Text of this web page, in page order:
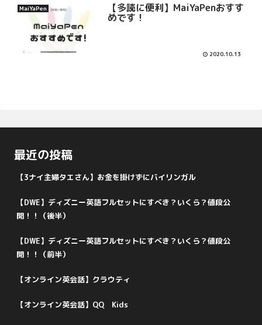
MaiYaPen 【多読に便利】MaiYaPenおすす
めです！
2020.10.13
最近の投稿
【3ナイ主婦タエさん】お金を掛けずにバイリンガル
【DWE】ディズニー英語フルセットにすべき？いくら？値段公
開！！（後半）
【DWE】ディズニー英語フルセットにすべき？いくら？値段公
開！！（前半）
【オンライン英会話】クラウティ
【オンライン英会話】QQ Kids